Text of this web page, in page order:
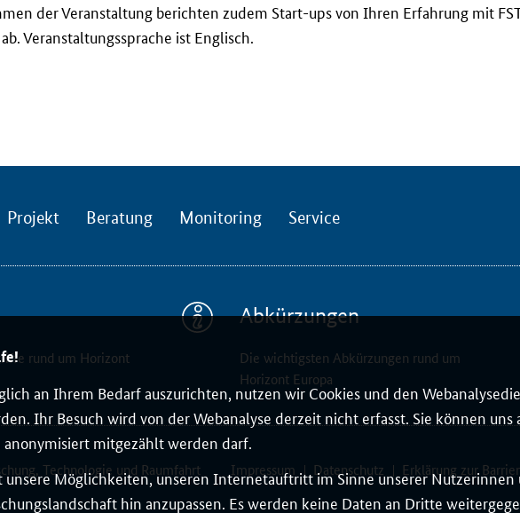
an Ihrem Bedarf auszurichten, nutzen wir Cookies und den
Ihr Besuch wird von der Webanalyse derzeit nicht erfasst. Sie können
anonymisiert mitgezählt werden darf.
unsere Möglichkeiten, unseren Internetauftritt im Sinne unserer
hin anzupassen. Es werden keine Daten an Dritte
der Veranstaltung berichten zudem Start-ups von Ihren Erfahrung mit
Veranstaltungssprache ist Englisch.
Projekt Beratung Monitoring Service
rund um Horizont
Abkürzungen
Die wichtigsten Abkürzungen rund um
Horizont Europa
Technologie und Raumfahrt Impressum Datenschutz Erklärung zur